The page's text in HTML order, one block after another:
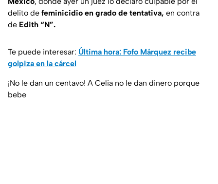
delito de feminicidio en grado de tentativa, en contra
de Edith “N”.
Te puede interesar: Última hora: Fofo Márquez recibe
golpiza en la cárcel
¡No le dan un centavo! A Celia no le dan dinero porque
bebe